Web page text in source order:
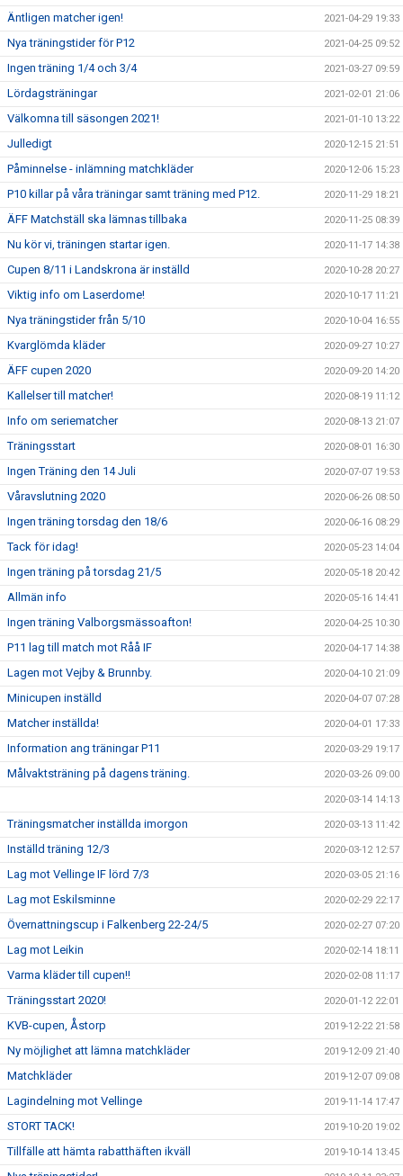
Äntligen matcher igen! 2021-04-29 19:33
Nya träningstider för P12 2021-04-25 09:52
Ingen träning 1/4 och 3/4 2021-03-27 09:59
Lördagsträningar 2021-02-01 21:06
Välkomna till säsongen 2021! 2021-01-10 13:22
Julledigt 2020-12-15 21:51
Påminnelse - inlämning matchkläder 2020-12-06 15:23
P10 killar på våra träningar samt träning med P12. 2020-11-29 18:21
ÄFF Matchställ ska lämnas tillbaka 2020-11-25 08:39
Nu kör vi, träningen startar igen. 2020-11-17 14:38
Cupen 8/11 i Landskrona är inställd 2020-10-28 20:27
Viktig info om Laserdome! 2020-10-17 11:21
Nya träningstider från 5/10 2020-10-04 16:55
Kvarglömda kläder 2020-09-27 10:27
ÄFF cupen 2020 2020-09-20 14:20
Kallelser till matcher! 2020-08-19 11:12
Info om seriematcher 2020-08-13 21:07
Träningsstart 2020-08-01 16:30
Ingen Träning den 14 Juli 2020-07-07 19:53
Våravslutning 2020 2020-06-26 08:50
Ingen träning torsdag den 18/6 2020-06-16 08:29
Tack för idag! 2020-05-23 14:04
Ingen träning på torsdag 21/5 2020-05-18 20:42
Allmän info 2020-05-16 14:41
Ingen träning Valborgsmässoafton! 2020-04-25 10:30
P11 lag till match mot Råå IF 2020-04-17 14:38
Lagen mot Vejby & Brunnby. 2020-04-10 21:09
Minicupen inställd 2020-04-07 07:28
Matcher inställda! 2020-04-01 17:33
Information ang träningar P11 2020-03-29 19:17
Målvaktsträning på dagens träning. 2020-03-26 09:00
2020-03-14 14:13
Träningsmatcher inställda imorgon 2020-03-13 11:42
Inställd träning 12/3 2020-03-12 12:57
Lag mot Vellinge IF lörd 7/3 2020-03-05 21:16
Lag mot Eskilsminne 2020-02-29 22:17
Övernattningscup i Falkenberg 22-24/5 2020-02-27 07:20
Lag mot Leikin 2020-02-14 18:11
Varma kläder till cupen!! 2020-02-08 11:17
Träningsstart 2020! 2020-01-12 22:01
KVB-cupen, Åstorp 2019-12-22 21:58
Ny möjlighet att lämna matchkläder 2019-12-09 21:40
Matchkläder 2019-12-07 09:08
Lagindelning mot Vellinge 2019-11-14 17:47
STORT TACK! 2019-10-20 19:02
Tillfälle att hämta rabatthäften ikväll 2019-10-14 13:45